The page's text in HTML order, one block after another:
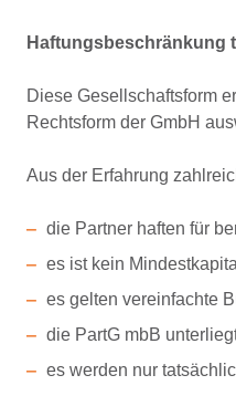
Haftungsbeschränkung
Diese Gesellschaftsform
Rechtsform der GmbH
Aus der Erfahrung
die Partner haften für
es ist kein
es gelten vereinfachte
die PartG mbB
es werden nur